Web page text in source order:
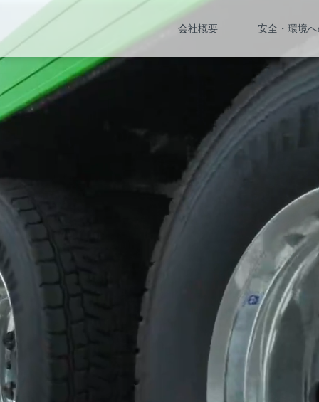
会社概要 安全・環境